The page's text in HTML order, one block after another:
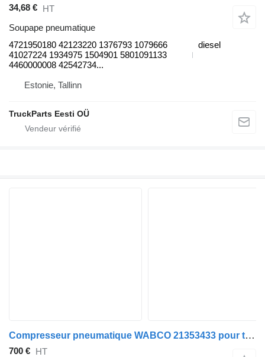
34,68 € HT
Soupape pneumatique
4721950180 42123220 1376793 1079666
41027224 1934975 1504901 5801091133
4460000008 42542734...
diesel
Estonie, Tallinn
TruckParts Eesti OÜ
Compresseur pneumatique WABCO 21353433 pour tracteur routier Volvo FH-FM
700 € HT